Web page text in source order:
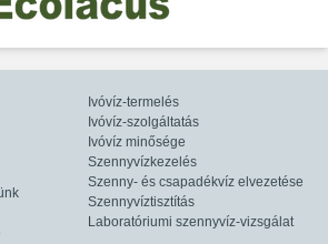
Ivóvíz-termelés
Ivóvíz-szolgáltatás
Ivóvíz minősége
Szennyvízkezelés
Szenny- és csapadékvíz elvezetése
Szennyvíztisztítás
Laboratóriumi szennyvíz-vizsgálat